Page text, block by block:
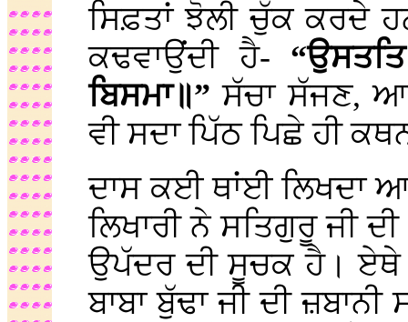
ਸਿਫ਼ਤਾਂ ਝੋਲੀ ਚੁੱਕ ਕਰਦੇ
ਕਢਵਾਉਂਦੀ ਹੈ-
ਬਿਸਮਾ॥”ਸੱਚਾ ਸੱਜਣ,
ਵੀ ਸਦਾ ਪਿੱਠ ਪਿਛੇ ਹੀ
ਦਾਸ ਕਈ ਥਾਂਈ ਲਿਖਦਾ
ਲਿਖਾਰੀ ਨੇ ਸਤਿਗੁਰੂ ਜੀ
ਉਪੱਦਰ ਦੀ ਸੂਚਕ ਹੈ। ਏਥੇ
ਬਾਬਾ ਬੁੱਢਾ ਜੀ ਦੀ